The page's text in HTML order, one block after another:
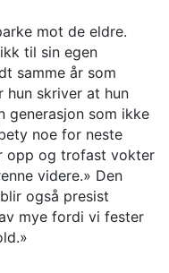
mot de eldre.
til sin egen
samme år som
hun skriver at hun
generasjon som ikke
noe for neste
opp og trofast vokter
videre.» Den
også presist
mye fordi vi fester